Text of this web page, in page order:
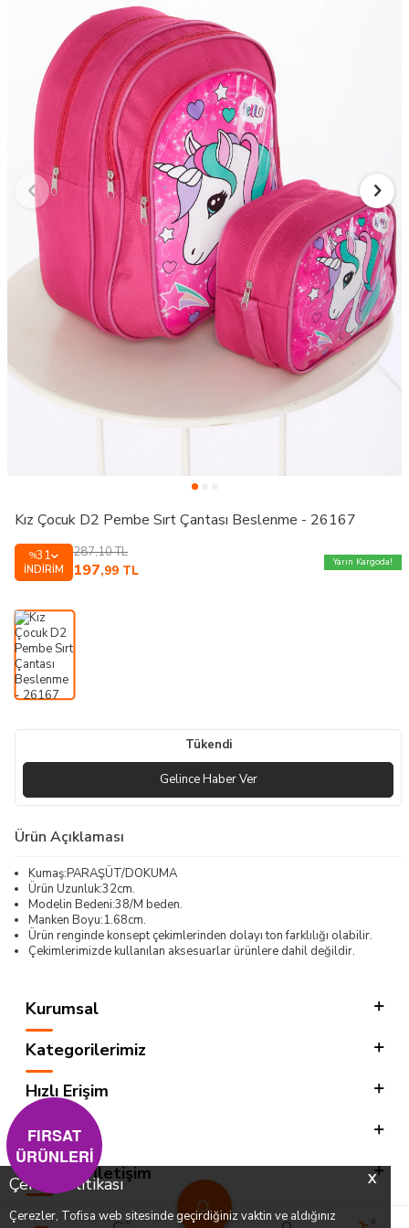
X
Çerez Politikası
Çerezler, Tofisa web sitesinde geçirdiğiniz vaktin ve aldığınız
0 0
Kız Çocuk D2 Pembe Sırt Çantası Beslenme - 26167
%31
İNDIRIM
287,10TL
197,99 TL
Yarın Kargoda!
Tükendi
Gelince Haber Ver
Ürün Açıklaması
Kumaş:PARAŞÜT/DOKUMA
Ürün Uzunluk:32cm.
Modelin Bedeni:38/M beden.
Manken Boyu:1.68cm.
Ürün renginde konsept çekimlerinden dolayı ton farklılığı olabilir.
Çekimlerimizde kullanılan aksesuarlar ürünlere dahil değildir.
Kurumsal
Kategorilerimiz
Hızlı Erişim
Sosyal
Adres & İletişim
FIRSAT
ÜRÜNLERİ